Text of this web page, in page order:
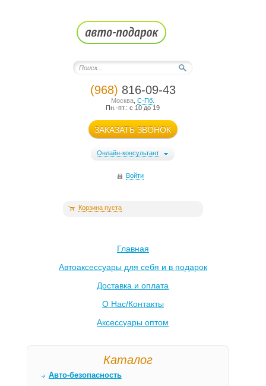
(968) 816-09-43
Москва ,С-Пб.
Пн.-пт.: с 10 до 19
ЗАКАЗАТЬ ЗВОНОК
Онлайн-консультант
Войти
Корзина пуста
Главная
Автоаксессуары для себя и в подарок
Доставка и оплата
О Нас/Контакты
Аксессуары оптом
Каталог
Авто-безопасность